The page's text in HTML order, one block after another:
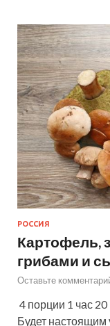
РОССИЯ
Картофель,
грибами и
Оставьте
4 порции 1 час
Будет настоящим